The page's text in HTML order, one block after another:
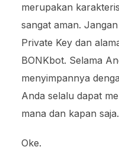
merupakan
sangat aman.
Private Key dan
BONKbot. Selama
menyimpannya
Anda selalu dapat
mana dan kapan saja.
Oke.